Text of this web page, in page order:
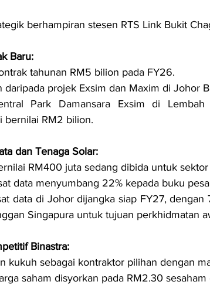
berhampiran stesen RTS Link Bukit
Baru:
tahunan RM5 bilion pada FY26.
daripada projek Exsim dan Maxim di Johor
Park Damansara Exsim di
bernilai RM2 bilion.
dan Tenaga Solar:
RM400 juta sedang dibida untuk
data menyumbang 22% kepada buku
data di Johor dijangka siap FY27,
Singapura untuk tujuan perkhidmatan
Binastra:
kukuh sebagai kontraktor pilihan dengan
saham disyorkan pada RM2.30